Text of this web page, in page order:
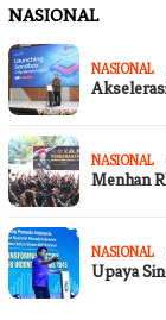
NASIONAL
NASIONAL
NASIONAL
Menhan
NASIONAL
Upaya